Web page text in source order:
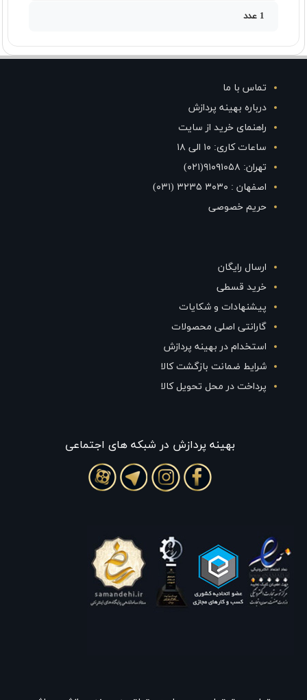
1 عدد
تماس با ما
درباره بهینه پردازش
راهنمای خرید از سایت
ساعات کاری: ۱۰ الی ۱۸
تهران: ۹۱۰۹۱۰۵۸(۰۲۱)
اصفهان : ۳۰۳۰ ۳۲۳۵ (۰۳۱)
حریم خصوصی
ارسال رایگان
خرید قسطی
پیشنهادات و شکایات
گارانتی اصلی محصولات
استخدام در بهینه پردازش
شرایط ضمانت بازگشت کالا
پرداخت در محل تحویل کالا
بهينه پردازش در شبکه های اجتماعی